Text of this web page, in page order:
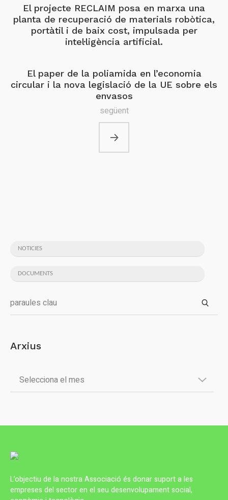
El projecte RECLAIM posa en marxa una
planta de recuperació de materials robòtica,
portàtil i de baix cost, impulsada per
intel·ligència artificial.
El paper de la poliamida en l’economia
circular i la nova legislació de la UE sobre els
envasos
següent
NOTICIES
DOCUMENTS
Arxius
L’objectiu de la nostra Associació és donar suport a les
empreses del sector en el seu desenvolupament social,